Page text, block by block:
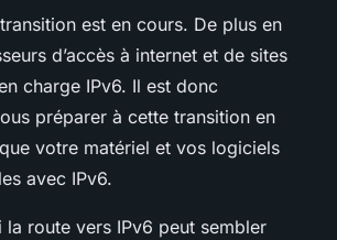
est en cours. De plus en
d’accès à internet et de sites
charge IPv6. Il est donc
préparer à cette transition en
votre matériel et vos logiciels
avec IPv6.
la route vers IPv6 peut sembler